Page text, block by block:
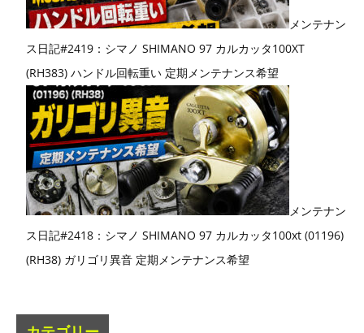
メンテナン
ス日記#2419：シマノ SHIMANO 97 カルカッタ100XT
(RH383) ハンドル回転重い 定期メンテナンス希望
メンテナン
ス日記#2418：シマノ SHIMANO 97 カルカッタ100xt (01196)
(RH38) ガリゴリ異音 定期メンテナンス希望